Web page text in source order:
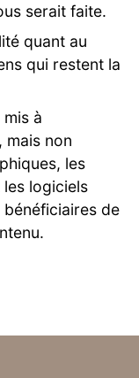
serait faite.
quant au
qui restent la
à
mais non
les
logiciels
de